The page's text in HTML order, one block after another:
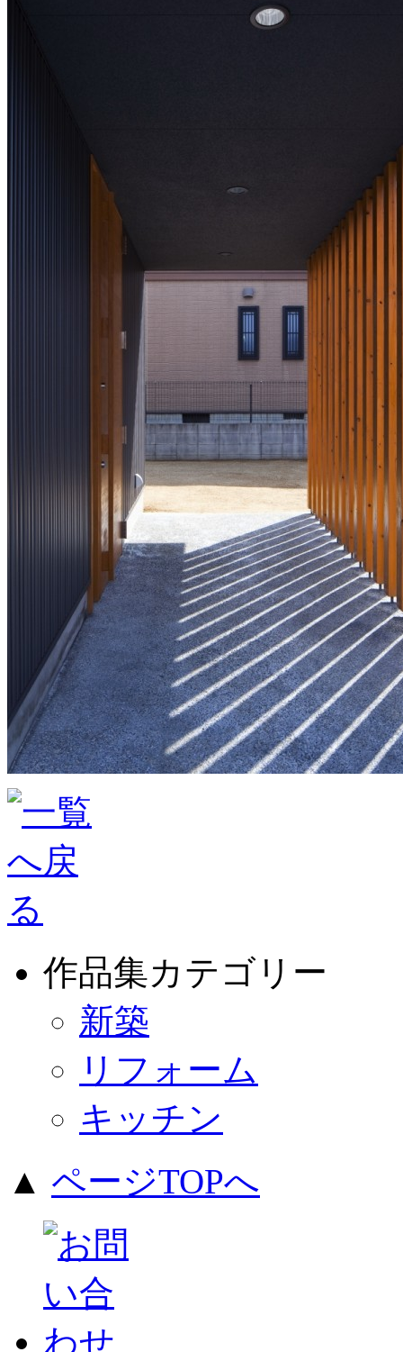
作品集カテゴリー
新築
リフォーム
キッチン
▲ ページTOPへ